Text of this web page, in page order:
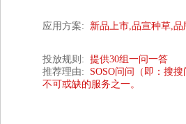
应用方案: 新品上市,品宣种草,品
投放规则: 提供30组一问一答
推荐理由:
SOSO问问（即：搜
不可或缺的服务之一。